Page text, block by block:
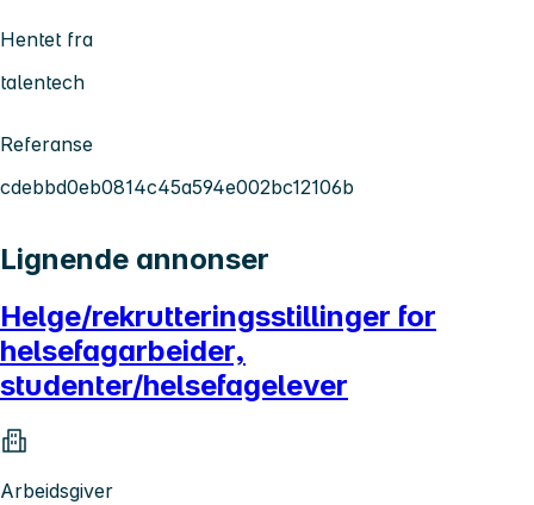
Hentet fra
talentech
Referanse
cdebbd0eb0814c45a594e002bc12106b
Lignende annonser
Helge/rekrutteringsstillinger for
helsefagarbeider,
studenter/helsefagelever
Arbeidsgiver